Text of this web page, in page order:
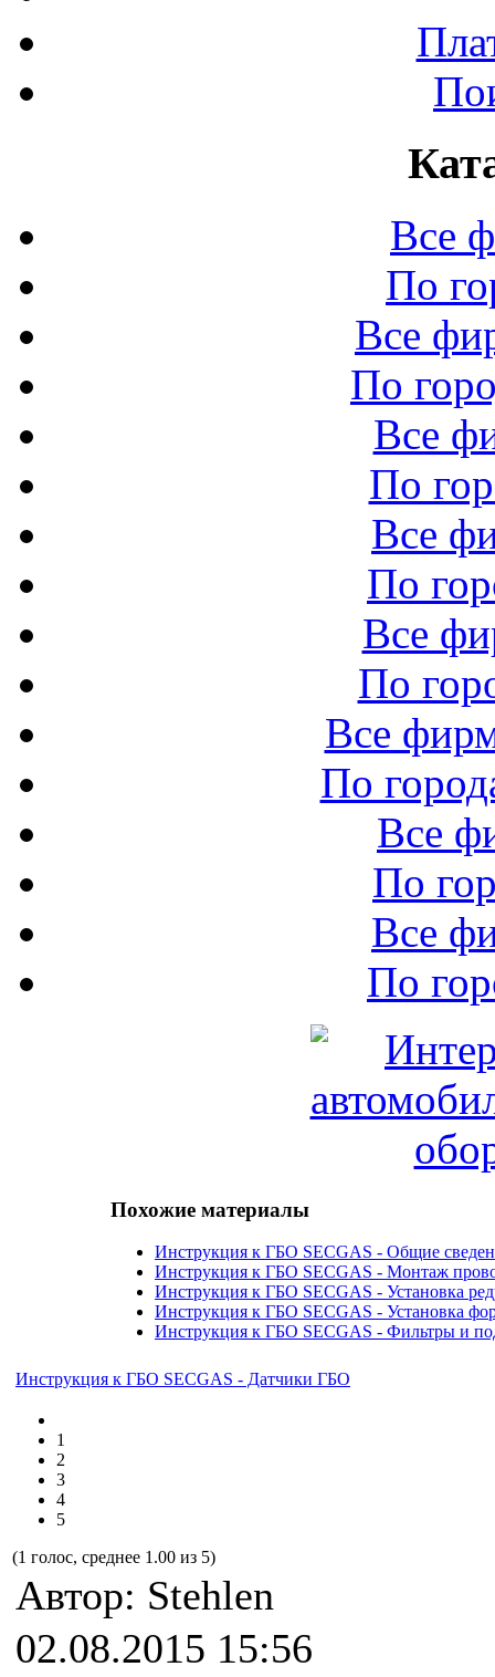
Все
По
Все
По
Все
По
Все
По
Все
По
Все
По
Все
По
Все
По
Похожие материалы
Инструкция к ГБО SECGAS - Общие
Инструкция к ГБО SECGAS - Монтаж
Инструкция к ГБО SECGAS - Установка
Инструкция к ГБО SECGAS - Установка
Инструкция к ГБО SECGAS - Фильтры и
Инструкция к ГБО SECGAS - Датчики ГБО
1
2
3
4
5
(1 голос, среднее 1.00 из 5)
Автор: Stehlen
02.08.2015 15:56